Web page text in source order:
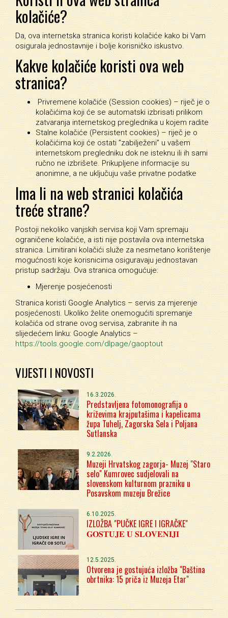
kolačiće?
Da, ova internetska stranica koristi kolačiće kako bi Vam
osigurala jednostavnije i bolje korisničko iskustvo.
Kakve kolačiće koristi ova web
stranica?
Privremene kolačiće (Session cookies) – riječ je o
kolačićima koji će se automatski izbrisati prilikom
zatvaranja internetskog preglednika u kojem radite
Stalne kolačiće (Persistent cookies) – riječ je o
kolačićima koji će ostati ”zabilježeni” u vašem
internetskom pregledniku dok ne isteknu ili ih sami
ručno ne izbrišete. Prikupljene informacije su
anonimne, a ne uključuju vaše privatne podatke
Ima li na web stranici kolačića
treće strane?
Postoji nekoliko vanjskih servisa koji Vam spremaju
ograničene kolačiće, a isti nije postavila ova internetska
stranica. Limitirani kolačići služe za nesmetano korištenje
mogućnosti koje korisnicima osiguravaju jednostavan
pristup sadržaju. Ova stranica omogućuje:
Mjerenje posjećenosti
Stranica koristi Google Analytics – servis za mjerenje
posjećenosti. Ukoliko želite onemogućiti spremanje
kolačića od strane ovog servisa, zabranite ih na
slijedećem linku: Google Analytics –
https://tools.google.com/dlpage/gaoptout
VIJESTI I NOVOSTI
16.3.2026.
Predstavljena fotomonografija o
križevima krajputašima i kapelicama
župa Tuhelj, Zagorska Sela i Poljana
Sutlanska
9.2.2026.
Muzeji Hrvatskog zagorja- Muzej "Staro
selo" Kumrovec sudjelovali na
slovenskom kulturnom prazniku u
Posavskom muzeju Brežice
6.10.2025.
IZLOŽBA "PUČKE IGRE I IGRAČKE"
𝐆𝐎𝐒𝐓𝐔𝐉𝐄 𝐔 𝐒𝐋𝐎𝐕𝐄𝐍𝐈𝐉𝐈
12.5.2025.
Otvorena je gostujuća izložba "Baština
obrtnika: 15 priča iz Muzeja Etar"